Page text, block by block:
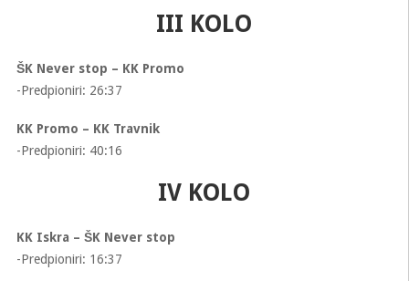
III KOLO
ŠK Never stop – KK Promo
-Predpioniri: 26:37
KK Promo – KK Travnik
-Predpioniri: 40:16
IV KOLO
KK Iskra – ŠK Never stop
-Predpioniri: 16:37